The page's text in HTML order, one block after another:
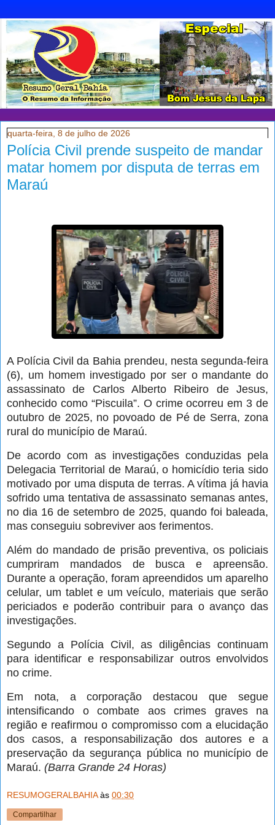
quarta-feira, 8 de julho de 2026
Polícia Civil prende suspeito de mandar
matar homem por disputa de terras em
Maraú
A Polícia Civil da Bahia prendeu, nesta segunda-feira
(6), um homem investigado por ser o mandante do
assassinato de Carlos Alberto Ribeiro de Jesus,
conhecido como “Piscuila”. O crime ocorreu em 3 de
outubro de 2025, no povoado de Pé de Serra, zona
rural do município de Maraú.
De acordo com as investigações conduzidas pela
Delegacia Territorial de Maraú, o homicídio teria sido
motivado por uma disputa de terras. A vítima já havia
sofrido uma tentativa de assassinato semanas antes,
no dia 16 de setembro de 2025, quando foi baleada,
mas conseguiu sobreviver aos ferimentos.
Além do mandado de prisão preventiva, os policiais
cumpriram mandados de busca e apreensão.
Durante a operação, foram apreendidos um aparelho
celular, um tablet e um veículo, materiais que serão
periciados e poderão contribuir para o avanço das
investigações.
Segundo a Polícia Civil, as diligências continuam
para identificar e responsabilizar outros envolvidos
no crime.
Em nota, a corporação destacou que segue
intensificando o combate aos crimes graves na
região e reafirmou o compromisso com a elucidação
dos casos, a responsabilização dos autores e a
preservação da segurança pública no município de
Maraú. (Barra Grande 24 Horas)
RESUMOGERALBAHIA às 00:30
Compartilhar